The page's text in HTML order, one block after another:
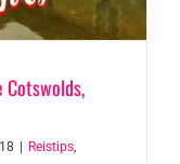
Reistips,